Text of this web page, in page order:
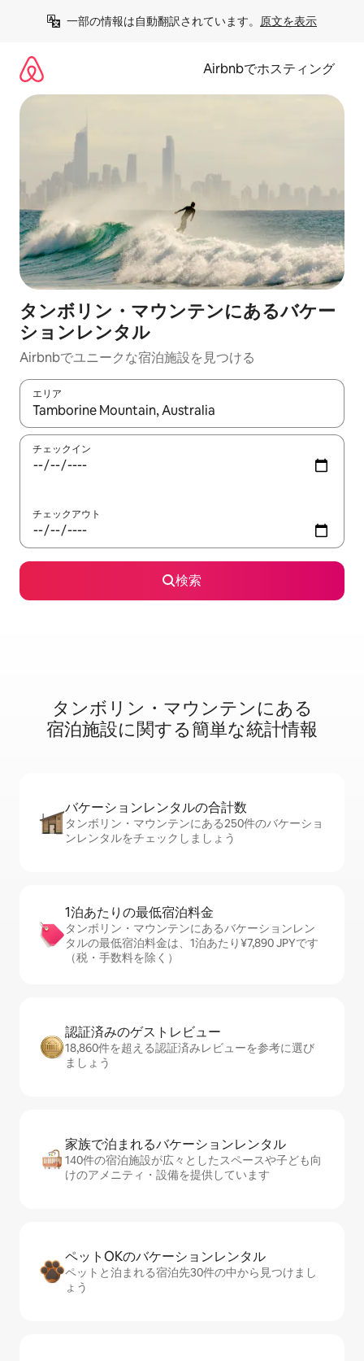
一部の情報は自動翻訳されています。 原文を表示
Airbnbでホスティング
タンボリン・マウンテンにあるバケー
ションレンタル
Airbnbでユニークな宿泊施設を見つける
エリア
検索結果が表示されたら、上下の矢印キーを使って移動するか
チェックイン
チェックアウト
検索
タンボリン・マウンテンに⁠あ⁠る
宿⁠泊⁠施⁠設⁠に関⁠す⁠る簡⁠単⁠な統⁠計⁠情⁠報
バケーションレ⁠ン⁠タ⁠ル⁠の合⁠計⁠数
タンボリン・マウンテンにある250件のバケーショ
ンレンタルをチェックしましょう
1泊あたりの最⁠低⁠宿⁠泊⁠料⁠金
タンボリン・マウンテンにあるバケーションレン
タルの最低宿泊料金は、1泊あたり¥7,890 JPYです
（税・手数料を除く）
認証済みのゲ⁠ス⁠ト⁠レ⁠ビ⁠ュ⁠ー
18,860件を超える認証済みレビューを参考に選び
ましょう
家族で泊まれるバ⁠ケ⁠ー⁠シ⁠ョ⁠ンレ⁠ン⁠タ⁠ル
140件の宿泊施設が広々としたスペースや子ども向
けのアメニティ・設備を提供しています
ペットOKのバ⁠ケ⁠ー⁠シ⁠ョ⁠ンレ⁠ン⁠タ⁠ル
ペットと泊まれる宿泊先30件の中から見つけまし
ょう